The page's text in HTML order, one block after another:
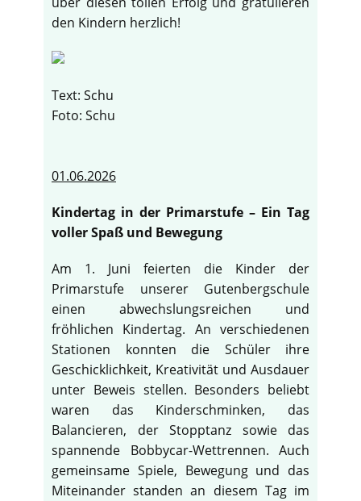
den Kindern herzlich!
Text: Schu
Foto: Schu
01.06.2026
Kindertag in der Primarstufe – Ein Tag
voller Spaß und Bewegung
Am 1. Juni feierten die Kinder der
Primarstufe unserer Gutenbergschule
einen abwechslungsreichen und
fröhlichen Kindertag. An verschiedenen
Stationen konnten die Schüler ihre
Geschicklichkeit, Kreativität und Ausdauer
unter Beweis stellen. Besonders beliebt
waren das Kinderschminken, das
Balancieren, der Stopptanz sowie das
spannende Bobbycar-Wettrennen. Auch
gemeinsame Spiele, Bewegung und das
Miteinander standen an diesem Tag im